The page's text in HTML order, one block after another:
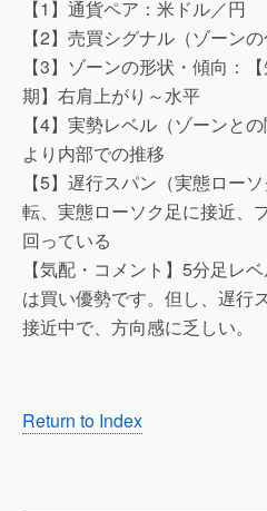
【1】通貨ペア：米ドル／円
【2】売買シグナル（ゾーン
【3】ゾーンの形状・傾向：
期】右肩上がり～水平
【4】実勢レベル（ゾーンと
より内部での推移
【5】遅行スパン（実態ロー
転、実態ローソク足に接近、
回っている
【気配・コメント】5分足レ
は買い優勢です。但し、遅行
接近中で、方向感に乏しい。
Return to Index